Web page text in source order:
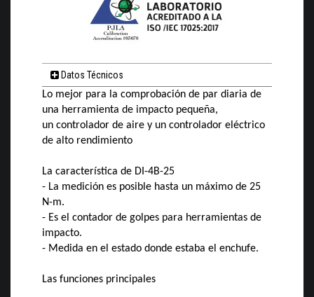
Datos Técnicos
Lo mejor para la comprobación de par diaria de
una herramienta de impacto pequeña,
un controlador de aire y un controlador eléctrico
de alto rendimiento
La característica de DI-4B-25
- La medición es posible hasta un máximo de 25
N-m.
- Es el contador de golpes para herramientas de
impacto.
- Medida en el estado donde estaba el enchufe.
Las funciones principales